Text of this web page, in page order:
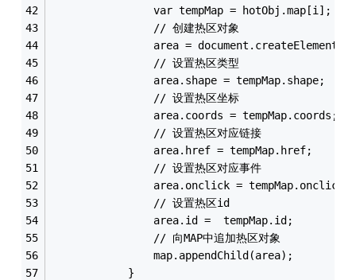
				var tempMap = hotObj.map[i];
				// 创建热区对象
area =
				// 设置热区类型
			   	area.shape = tempMap.shape;
				// 设置热区坐标
			  	area.coords = tempMap.coords;
				// 设置热区对应链接
			 	area.href = tempMap.href;
				// 设置热区对应事件
			  	area.onclick = tempMap.onclick;
				// 设置热区id
			 	area.id =  tempMap.id;
				// 向MAP中追加热区对象
			 	map.appendChild(area);
			}